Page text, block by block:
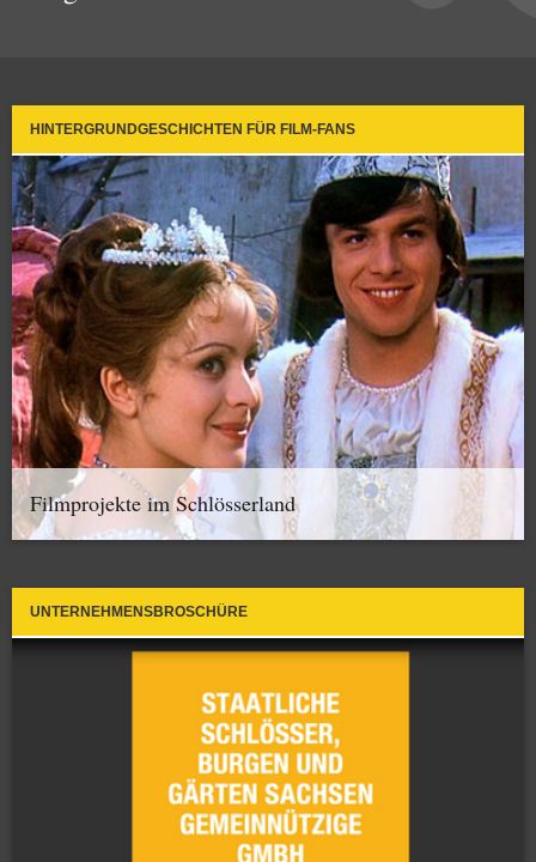
HINTERGRUNDGESCHICHTEN FÜR FILM-FANS
Filmprojekte im Schlösserland
UNTERNEHMENSBROSCHÜRE